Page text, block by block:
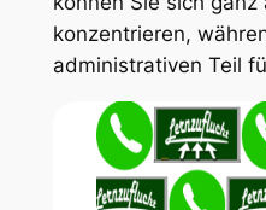
konzentrieren,
administrativen Teil